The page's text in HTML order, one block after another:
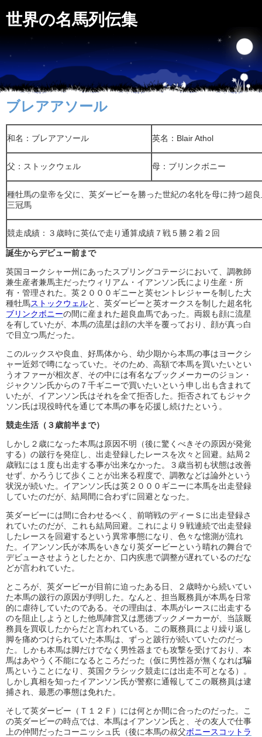
世界の名馬列伝集
ブレアアソール
和名：ブレアアソール 英名：Blair Athol
父：ストックウェル 母：ブリンクボニー
種牡馬の皇帝を父に、英ダービーを勝った世紀の名牝を母に持つ超
三冠馬
競走成績：３歳時に英仏で走り通算成績７戦５勝２着２回
誕生からデビュー前まで
英国ヨークシャー州にあったスプリングコテージにおいて、調教師
兼生産者兼馬主だったウィリアム・イアンソン氏により生産・所
有・管理された。英２０００ギニーと英セントレジャーを制した大
種牡馬ストックウェルと、英ダービーと英オークスを制した超名牝
ブリンクボニーの間に産まれた超良血馬であった。両親も顔に流星
を有していたが、本馬の流星は顔の大半を覆っており、顔が真っ白
で目立つ馬だった。
このルックスや良血、好馬体から、幼少期から本馬の事はヨークシ
ャー近郊で噂になっていた。そのため、高額で本馬を買いたいとい
うオファーが相次ぎ、その中には有名なブックメーカーのジョン・
ジャクソン氏からの７千ギニーで買いたいという申し出も含まれて
いたが、イアンソン氏はそれを全て拒否した。拒否されてもジャク
ソン氏は現役時代を通じて本馬の事を応援し続けたという。
競走生活（３歳前半まで）
しかし２歳になった本馬は原因不明（後に驚くべきその原因が発覚
する）の跛行を発症し、出走登録したレースを次々と回避。結局２
歳戦には１度も出走する事が出来なかった。３歳当初も状態は改善
せず、かろうじて歩くことが出来る程度で、調教などは論外という
状況が続いた。イアンソン氏は英２０００ギニーに本馬を出走登録
していたのだが、結局間に合わずに回避となった。
英ダービーには間に合わせるべく、前哨戦のディーＳに出走登録さ
れていたのだが、これも結局回避。これにより９戦連続で出走登録
したレースを回避するという異常事態になり、色々な憶測が流れ
た。イアンソン氏が本馬をいきなり英ダービーという晴れの舞台で
デビューさせようとしたとか、口内疾患で調整が遅れているのだな
どが言われていた。
ところが、英ダービーが目前に迫ったある日、２歳時から続いてい
た本馬の跛行の原因が判明した。なんと、担当厩務員が本馬を日常
的に虐待していたのである。その理由は、本馬がレースに出走する
のを阻止しようとした他馬陣営又は悪徳ブックメーカーが、当該厩
務員を買収したからだと言われている。この厩務員により繰り返し
脚を痛めつけられていた本馬は、ずっと跛行が続いていたのだっ
た。しかも本馬は脚だけでなく男性器までも攻撃を受けており、本
馬はあやうく不能になるところだった（仮に男性器が無くなれば騙
馬ということになり、英国クラシック競走には出走不可となる）。
しかし真相を知ったイアンソン氏が警察に通報してこの厩務員は逮
捕され、最悪の事態は免れた。
そして英ダービー（Ｔ１２Ｆ）には何とか間に合ったのだった。こ
の英ダービーの時点では、本馬はイアンソン氏と、その友人で仕事
上の仲間だったコーニッシュ氏（後に本馬の叔父ボニースコットラ